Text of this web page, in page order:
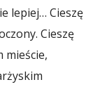
lepiej… Cieszę
Cieszę
mieście,